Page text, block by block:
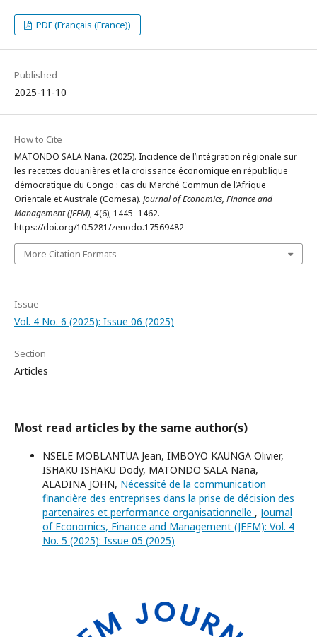
PDF (Français (France))
Published
2025-11-10
How to Cite
MATONDO SALA Nana. (2025). Incidence de l’intégration régionale sur
les recettes douanières et la croissance économique en république
démocratique du Congo : cas du Marché Commun de l’Afrique
Orientale et Australe (Comesa). Journal of Economics, Finance and
Management (JEFM),4(6), 1445–1462.
https://doi.org/10.5281/zenodo.17569482
More Citation Formats
Issue
Vol. 4 No. 6 (2025): Issue 06 (2025)
Section
Articles
Most read articles by the same author(s)
NSELE MOBLANTUA Jean, IMBOYO KAUNGA Olivier,
ISHAKU ISHAKU Dody, MATONDO SALA Nana,
ALADINA JOHN, Nécessité de la communication
financière des entreprises dans la prise de décision des
partenaires et performance organisationnelle , Journal
of Economics, Finance and Management (JEFM): Vol. 4
No. 5 (2025): Issue 05 (2025)